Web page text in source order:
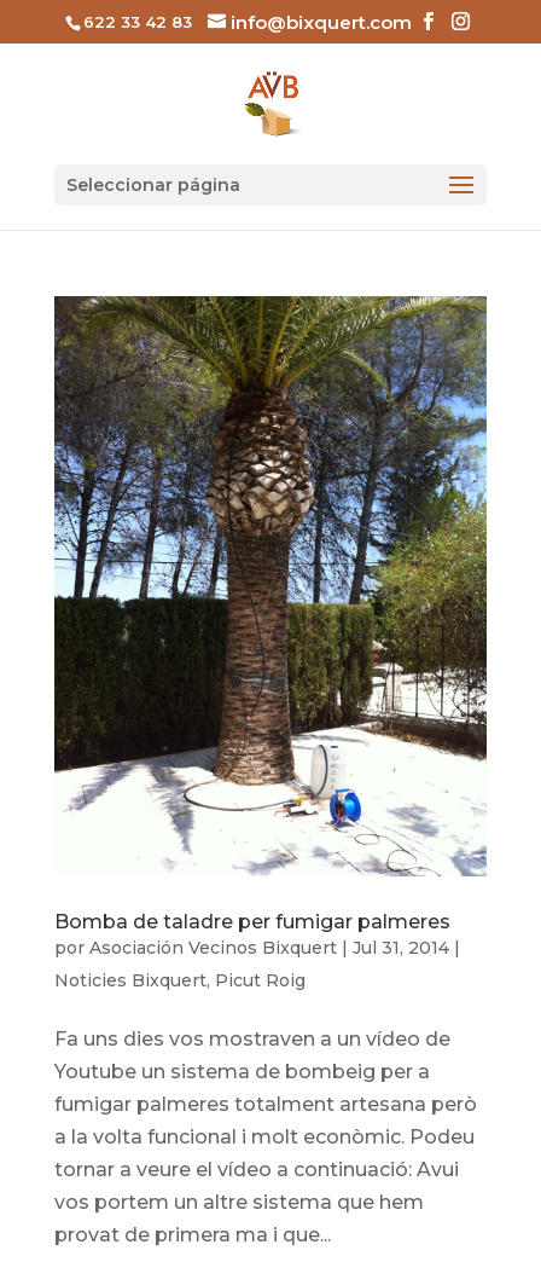
622 33 42 83 info@bixquert.com
Seleccionar página
Bomba de taladre per fumigar palmeres
por Asociación Vecinos Bixquert| Jul 31, 2014|
Noticies Bixquert, Picut Roig
Fa uns dies vos mostraven a un vídeo de
Youtube un sistema de bombeig per a
fumigar palmeres totalment artesana però
a la volta funcional i molt econòmic. Podeu
tornar a veure el vídeo a continuació: Avui
vos portem un altre sistema que hem
provat de primera ma i que...